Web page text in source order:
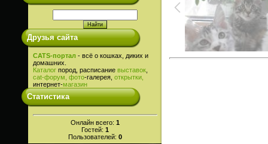
Друзья сайта
CATS-портал - всё о кошках, диких и
домашних.
Каталог пород, расписание выставок
cat-форум, фото-галерея, открытки,
интернет-магазин
Статистика
Онлайн всего: 1
Гостей: 1
Пользователей: 0